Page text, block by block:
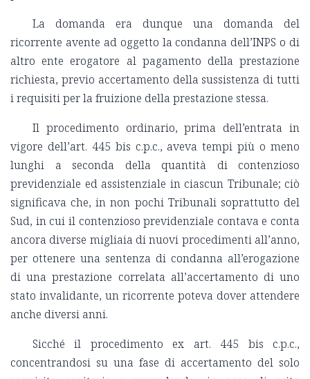
La domanda era dunque una domanda del
ricorrente avente ad oggetto la condanna dell’INPS o di
altro ente erogatore al pagamento della prestazione
richiesta, previo accertamento della sussistenza di tutti
i requisiti per la fruizione della prestazione stessa.
Il procedimento ordinario, prima dell’entrata in
vigore dell’art. 445 bis c.p.c., aveva tempi più o meno
lunghi a seconda della quantità di contenzioso
previdenziale ed assistenziale in ciascun Tribunale; ciò
significava che, in non pochi Tribunali soprattutto del
Sud, in cui il contenzioso previdenziale contava e conta
ancora diverse migliaia di nuovi procedimenti all’anno,
per ottenere una sentenza di condanna all’erogazione
di una prestazione correlata all’accertamento di uno
stato invalidante, un ricorrente poteva dover attendere
anche diversi anni.
Sicché il procedimento ex art. 445 bis c.p.c.,
concentrandosi su una fase di accertamento del solo